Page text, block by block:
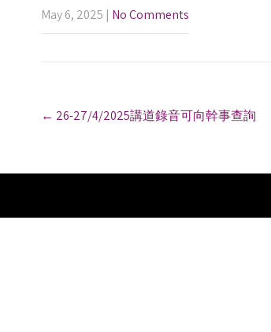
May 6, 2025 | No Comments
o
n
← 26-27/4/2025講道錄音可向幹事查詢